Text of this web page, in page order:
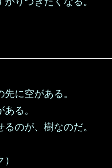
に空がある。
る。
のが、樹なのだ。